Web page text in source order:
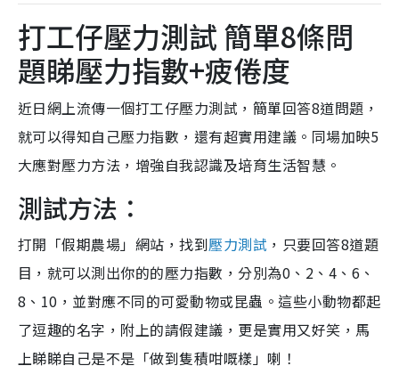
打工仔壓力測試 簡單8條問
題睇壓力指數+疲倦度
近日網上流傳一個打工仔壓力測試，簡單回答8道問題，
就可以得知自己壓力指數，還有超實用建議。同場加映5
大應對壓力方法，增強自我認識及培育生活智慧。
測試方法：
打開「假期農場」網站，找到壓力測試 ，只要回答8道題
目，就可以測出你的的壓力指數，分別為0、2、4、6、
8、10，並對應不同的可愛動物或昆蟲。這些小動物都起
了逗趣的名字，附上的請假建議，更是實用又好笑，馬
上睇睇自己是不是「做到隻積咁嘅樣」喇！